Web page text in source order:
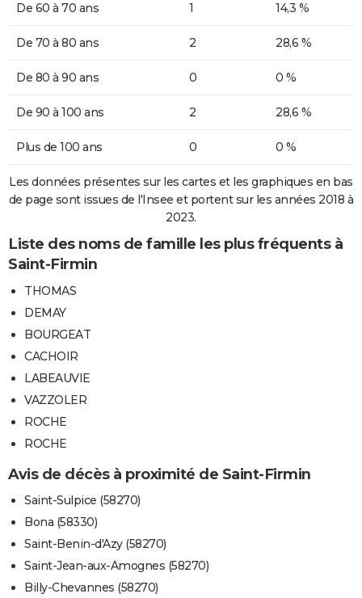
De 60 à 70 ans 1 14,3 %
De 70 à 80 ans 2 28,6 %
De 80 à 90 ans 0 0 %
De 90 à 100 ans 2 28,6 %
Plus de 100 ans 0 0 %
Les données présentes sur les cartes et les graphiques en bas
de page sont issues de l'Insee et portent sur les années 2018 à
2023.
Liste des noms de famille les plus fréquents à
Saint-Firmin
THOMAS
DEMAY
BOURGEAT
CACHOIR
LABEAUVIE
VAZZOLER
ROCHE
ROCHE
Avis de décès à proximité de Saint-Firmin
Saint-Sulpice (58270)
Bona (58330)
Saint-Benin-d'Azy (58270)
Saint-Jean-aux-Amognes (58270)
Billy-Chevannes (58270)